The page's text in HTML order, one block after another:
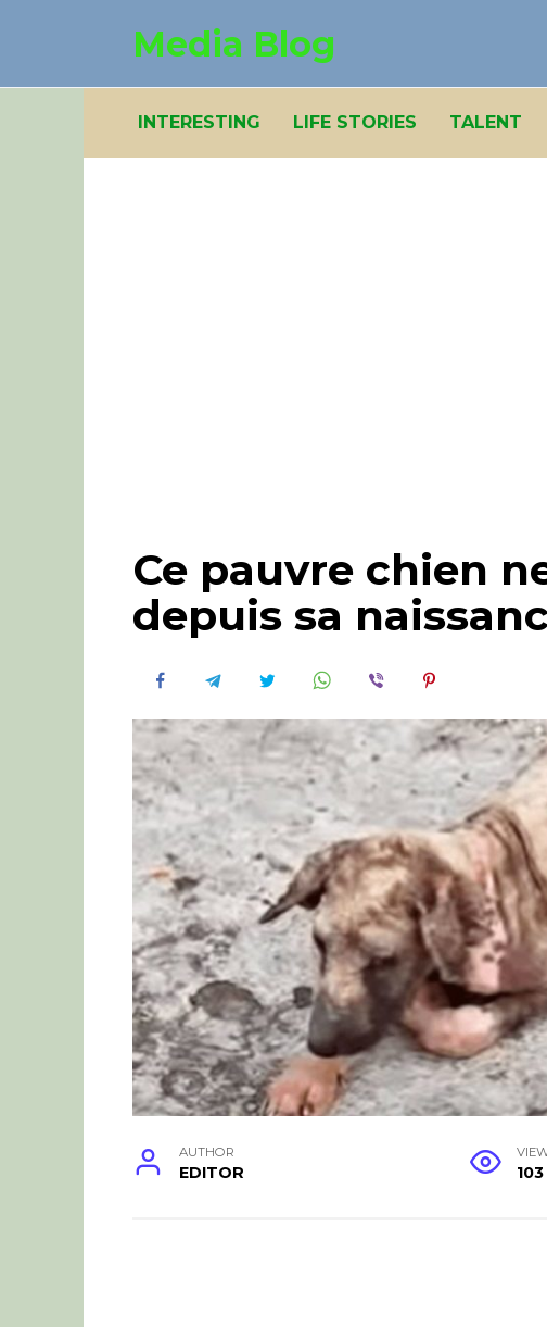
Media Blog
INTERESTING LIFE STORIES TALENT
Ce pauvre chien
depuis sa
AUTHOR
EDITOR 103